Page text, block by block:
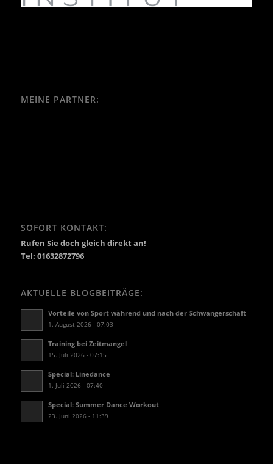
MEINE PARTNER:
SOFORT KONTAKT:
Rufen Sie doch gleich direkt an!
Tel: 01632872796
AKTUELLE BLOGBEITRÄGE:
Vorteile von Sport während und nach der Schwangerschaft
1. August 2026 - 07:03
Training bei Zeitmangel
15. Juli 2026 - 07:15
Special: Linedance
1. Juli 2026 - 07:40
Special: Summer Dance Workout
23. Juni 2026 - 11:39